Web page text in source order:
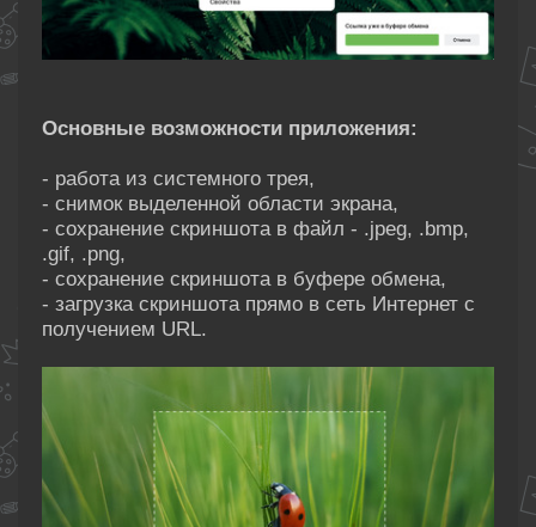
Основные возможности приложения:
- работа из системного трея,
- снимок выделенной области экрана,
- сохранение скриншота в файл - .jpeg, .bmp,
.gif, .png,
- сохранение скриншота в буфере обмена,
- загрузка скриншота прямо в сеть Интернет с
получением URL.